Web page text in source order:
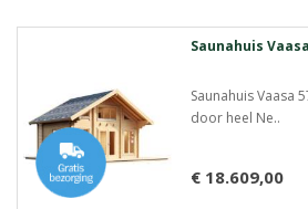
Saunahuis
Saunahuis Vaasa
door heel Ne..
€ 18.609,00